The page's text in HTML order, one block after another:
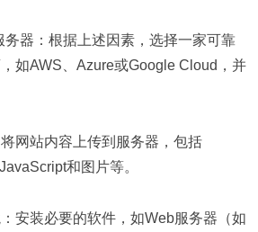
务器：根据上述因素，选择一家可靠
如AWS、Azure或Google Cloud，并
网站内容上传到服务器，包括
和图片等。
安装必要的软件，如Web服务器（如